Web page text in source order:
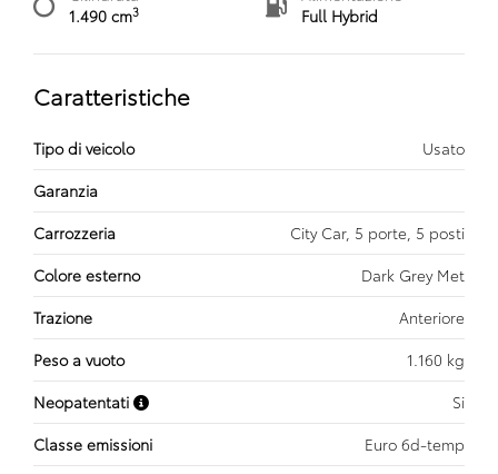
1.490 cm3
Full Hybrid
Caratteristiche
Tipo di veicolo
Usato
Garanzia
Carrozzeria
City Car, 5 porte, 5 posti
Colore esterno
Dark Grey Met
Trazione
Anteriore
Peso a vuoto
1.160 kg
Neopatentati
Si
Classe emissioni
Euro 6d-temp